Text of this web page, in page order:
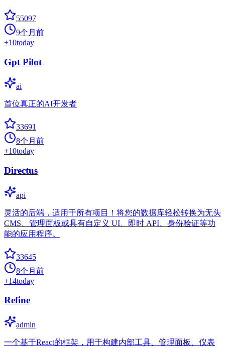
55097
9个月前
+10today
Gpt Pilot
ai
首位真正的AI开发者
33691
8个月前
+10today
Directus
api
灵活的后端，适用于所有项目！将您的数据库轻松转换为无头
CMS、管理面板或具有自定义 UI、即时 API、身份验证等功
能的应用程序。
33645
8个月前
+14today
Refine
admin
一个基于React的框架，用于构建内部工具、管理面板、仪表